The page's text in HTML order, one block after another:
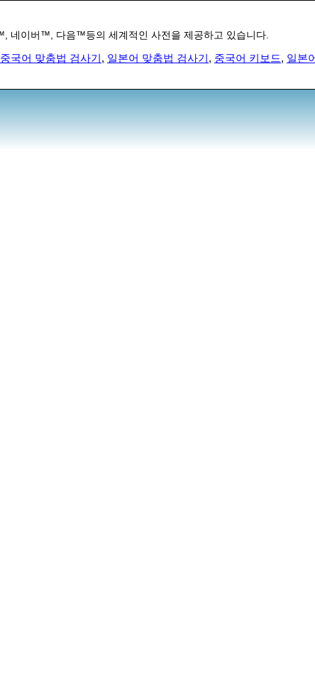
네이버™, 다음™등의 세계적인 사전을 제공하고 있습니다.
중국어 맞춤법 검사기, 일본어 맞춤법 검사기, 중국어 키보드, 일본